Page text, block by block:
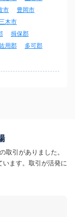
市
豊岡市
三木市
揖保郡
用郡
多可郡
取引がありました。
います。取引が活発に